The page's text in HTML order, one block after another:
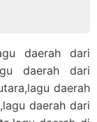
daerah dari
daerah dari
daerah
daerah dari